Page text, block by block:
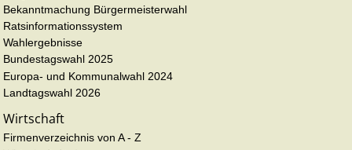
Bekanntmachung Bürgermeisterwahl
Ratsinformationssystem
Wahlergebnisse
Bundestagswahl 2025
Europa- und Kommunalwahl 2024
Landtagswahl 2026
Wirtschaft
Firmenverzeichnis von A - Z